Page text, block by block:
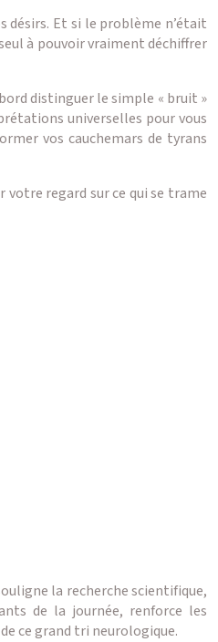
désirs. Et si le problème n’était
à pouvoir vraiment déchiffrer
distinguer le simple « bruit »
universelles pour vous
vos cauchemars de tyrans
votre regard sur ce qui se trame
la recherche scientifique,
de la journée, renforce les
ce grand tri neurologique.